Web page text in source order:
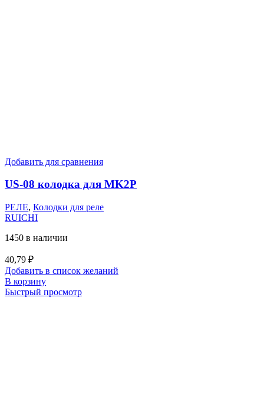
Добавить для сравнения
US-08 колодка для MK2P
РЕЛЕ, Колодки для реле
RUICHI
1450 в наличии
40,79 ₽
Добавить в список желаний
В корзину
Быстрый просмотр